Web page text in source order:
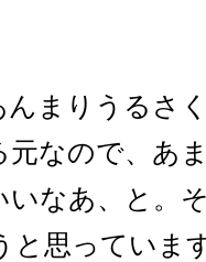
んまりうるさ
元なので、あ
いなあ、と。
と思っていま